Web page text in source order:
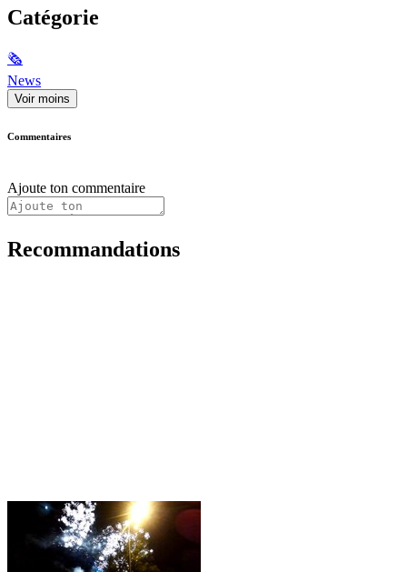
Catégorie
🗞
News
Voir moins
Commentaires
Ajoute ton commentaire
Recommandations